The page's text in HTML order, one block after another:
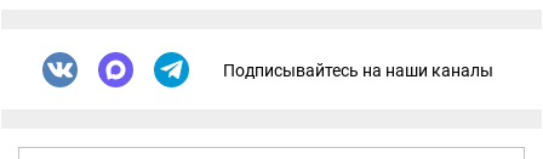
Подписывайтесь на наши каналы